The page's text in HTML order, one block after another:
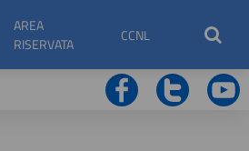
AREA
RISERVATA
CCNL